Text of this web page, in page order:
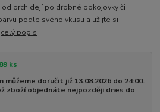
od orchidejí po drobné pokojovky či
podle svého vkusu a užijte si
celý popis
ks
můžeme doručit již 13.08.2026 do 24:00.
zboží objednáte nejpozději dnes do